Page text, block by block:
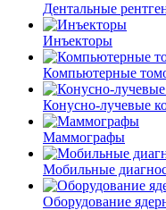
Дентальные
Инъекторы
Компьютерные
Конусно-лучевые
Маммографы
Мобильные
Оборудование